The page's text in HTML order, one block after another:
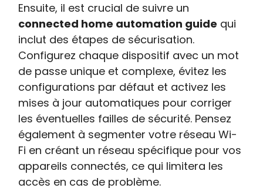
Ensuite, il est crucial de suivre un
connected home automation guide qui
inclut des étapes de sécurisation.
Configurez chaque dispositif avec un mot
de passe unique et complexe, évitez les
configurations par défaut et activez les
mises à jour automatiques pour corriger
les éventuelles failles de sécurité. Pensez
également à segmenter votre réseau Wi-
Fi en créant un réseau spécifique pour vos
appareils connectés, ce qui limitera les
accès en cas de problème.